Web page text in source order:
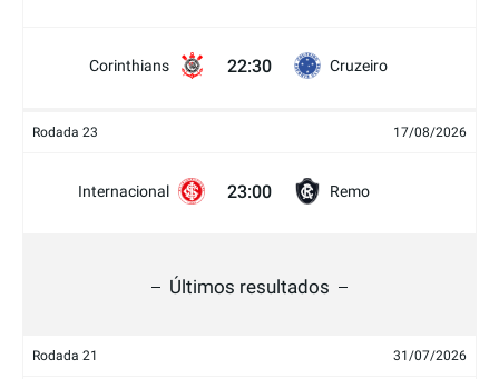
Corinthians 22:30 Cruzeiro
Rodada 23 17/08/2026
Internacional 23:00 Remo
Últimos resultados
Rodada 21 31/07/2026